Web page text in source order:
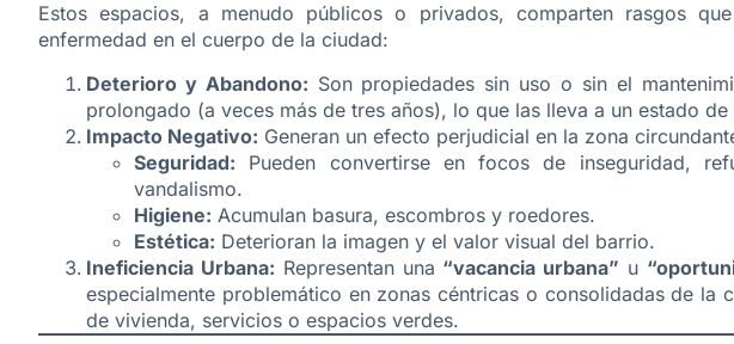
Estos espacios, a menudo públicos o privados, comparten rasgos
enfermedad en el cuerpo de la ciudad:
Deterioro y Abandono: Son propiedades sin uso o sin el
prolongado (a veces más de tres años), lo que las lleva a un estado
Impacto Negativo: Generan un efecto perjudicial en la zona
Seguridad: Pueden convertirse en focos de inseguridad,
vandalismo.
Higiene: Acumulan basura, escombros y roedores.
Estética: Deterioran la imagen y el valor visual del barrio.
Ineficiencia Urbana: Representan una “vacancia urbana” u
especialmente problemático en zonas céntricas o consolidadas de la
de vivienda, servicios o espacios verdes.